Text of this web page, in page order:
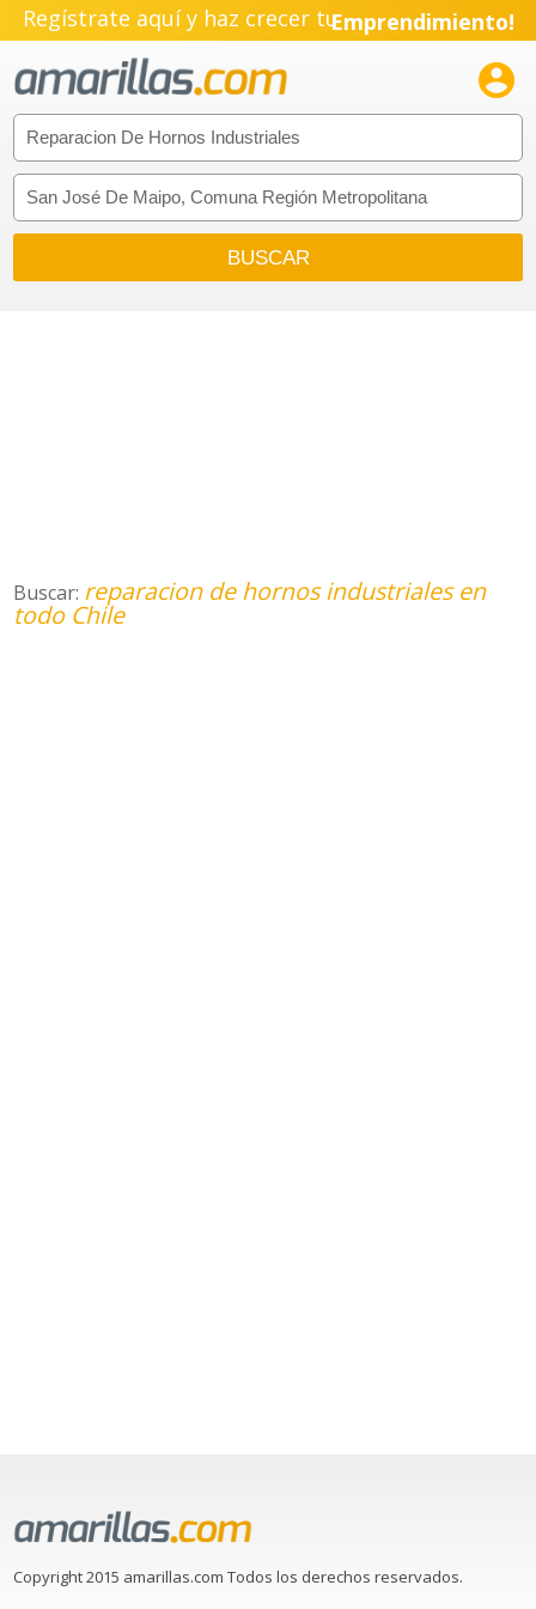
Regístrate aquí y haz crecer tuEmprendimiento!

Buscar: reparacion de hornos industriales en
todo Chile
Copyright 2015 amarillas.com Todos los derechos reservados.